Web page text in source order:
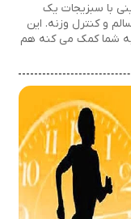
با سبزیجات یک
و کنترل وزنه. این
به شما کمک می کنه هم